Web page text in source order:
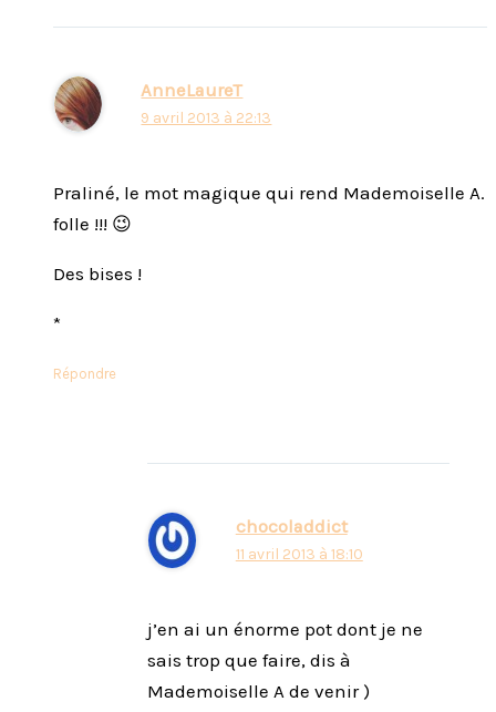
AnneLaureT
9 avril 2013 à 22:13
Praliné, le mot magique qui rend Mademoiselle A.
folle !!! 😉
Des bises !
*
Répondre
chocoladdict
11 avril 2013 à 18:10
j’en ai un énorme pot dont je ne
sais trop que faire, dis à
Mademoiselle A de venir )